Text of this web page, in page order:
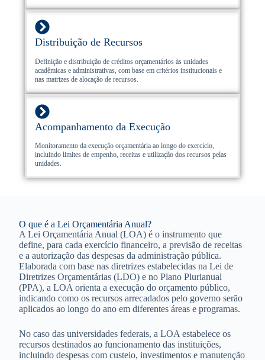
Distribuição de Recursos
Definição e distribuição de créditos orçamentários às unidades
acadêmicas e administrativas, com base em critérios institucionais e
nas matrizes de alocação de recursos.
Acompanhamento da Execução
Monitoramento da execução orçamentária ao longo do exercício,
incluindo limites de empenho, receitas e utilização dos recursos pelas
unidades.
O que é a Lei Orçamentária Anual?
A Lei Orçamentária Anual (LOA) é o instrumento que
define, para cada exercício financeiro, a previsão de receitas
e a autorização das despesas da administração pública.
Elaborada com base nas diretrizes estabelecidas na Lei de
Diretrizes Orçamentárias (LDO) e no Plano Plurianual
(PPA), a LOA orienta a execução do orçamento público,
indicando como os recursos arrecadados pelo governo serão
aplicados ao longo do ano em diferentes áreas e programas.
No caso das universidades federais, a LOA estabelece os
recursos destinados ao funcionamento das instituições,
incluindo despesas com custeio, investimentos e manutenção